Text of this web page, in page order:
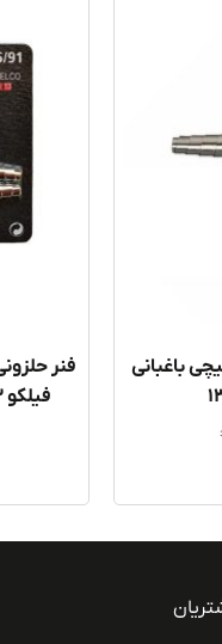
باغبانی
فیلکو ۱۳ سوئیس بسته ۲ عددی